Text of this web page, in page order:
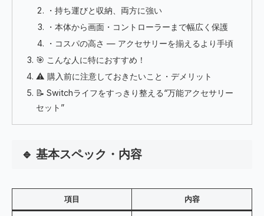
・持ち運びと収納、両方に強い
・本体から画面・コントローラーまで幅広く保護
・コスパの高さ — アクセサリーを揃えるより手頃
🎯 こんな人に特におすすめ！
⚠️ 購入前に注意しておきたいこと・デメリット
📝 Switchライフをすっきり整える“万能アクセサリー
セット”
🔹 基本スペック・内容
項目 内容